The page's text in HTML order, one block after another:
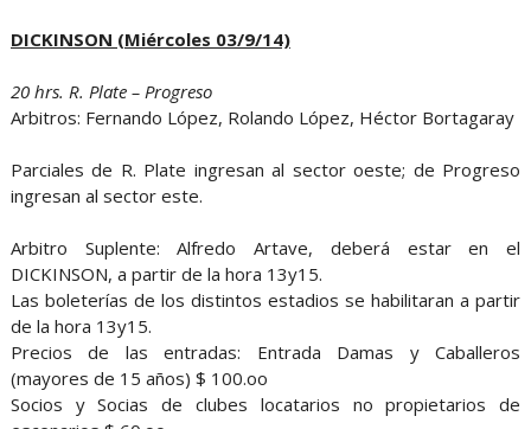
DICKINSON (Miércoles 03/9/14)
20 hrs. R. Plate – Progreso
Arbitros: Fernando López, Rolando López, Héctor Bortagaray
Parciales de R. Plate ingresan al sector oeste; de Progreso
ingresan al sector este.
Arbitro Suplente: Alfredo Artave, deberá estar en el
DICKINSON, a partir de la hora 13y15.
Las boleterías de los distintos estadios se habilitaran a partir
de la hora 13y15.
Precios de las entradas: Entrada Damas y Caballeros
(mayores de 15 años) $ 100.oo
Socios y Socias de clubes locatarios no propietarios de